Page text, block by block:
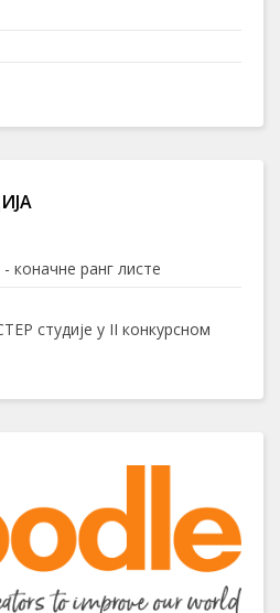
коначне ранг листе
студије у II конкурсном